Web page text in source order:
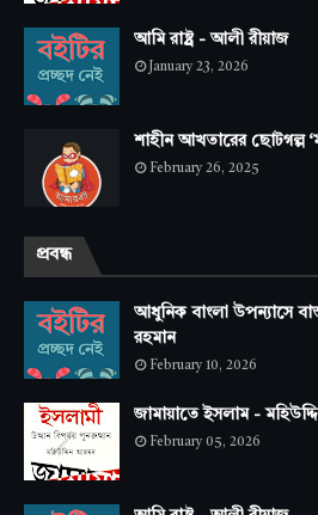
আমি রাষ্ট্র - আলী রীয়াজ
January 23, 2026
শাহীন আখতারের ছোটগল্প
February 26, 2025
প্রবন্ধ
আধুনিক বাংলা উপন্যাসে
রহমান
February 10, 2026
জামায়াতে ইসলাম -
February 05, 2026